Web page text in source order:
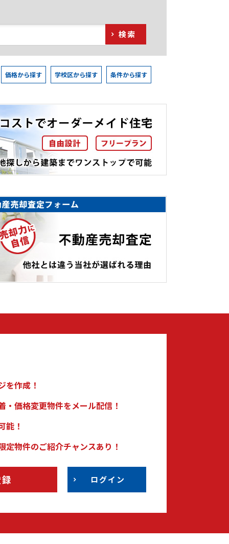
検索
価格から探す 学校区から探す 条件から探す
を作成！
・価格変更物件をメール配信！
能！
定物件のご紹介チャンスあり！
ログイン